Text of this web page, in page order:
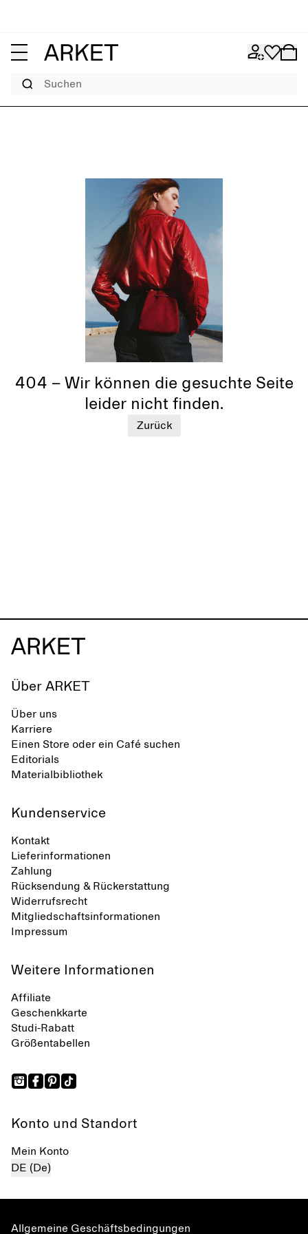
Suchen
404 – Wir können die gesuchte Seite
leider nicht finden.
Zurück
Über ARKET
Über uns
Karriere
Einen Store oder ein Café suchen
Editorials
Materialbibliothek
Kundenservice
Kontakt
Lieferinformationen
Zahlung
Rücksendung & Rückerstattung
Widerrufsrecht
Mitgliedschaftsinformationen
Impressum
Weitere Informationen
Affiliate
Geschenkkarte
Studi-Rabatt
Größentabellen
Konto und Standort
Mein Konto
DE (De)
Allgemeine Geschäftsbedingungen